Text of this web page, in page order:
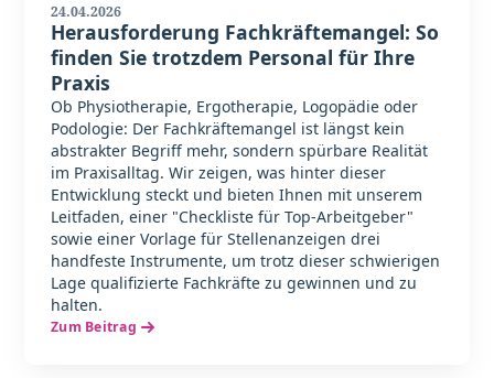
24.04.2026
Herausforderung Fachkräftemangel: So
finden Sie trotzdem Personal für Ihre
Praxis
Ob Physiotherapie, Ergotherapie, Logopädie oder
Podologie: Der Fachkräftemangel ist längst kein
abstrakter Begriff mehr, sondern spürbare Realität
im Praxisalltag. Wir zeigen, was hinter dieser
Entwicklung steckt und bieten Ihnen mit unserem
Leitfaden, einer "Checkliste für Top-Arbeitgeber"
sowie einer Vorlage für Stellenanzeigen drei
handfeste Instrumente, um trotz dieser schwierigen
Lage qualifizierte Fachkräfte zu gewinnen und zu
halten.
Zum Beitrag